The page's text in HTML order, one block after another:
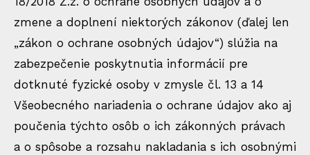
zmene a doplnení niektorých zákonov (ďalej len
„zákon o ochrane osobných údajov“) slúžia na
zabezpečenie poskytnutia informácií pre
dotknuté fyzické osoby v zmysle čl. 13 a 14
Všeobecného nariadenia o ochrane údajov ako aj
poučenia týchto osôb o ich zákonných právach
a o spôsobe a rozsahu nakladania s ich osobnými